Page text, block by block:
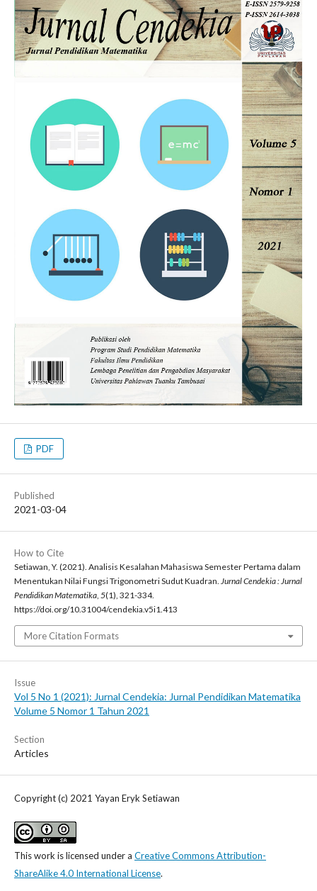
PDF
Published
2021-03-04
How to Cite
Setiawan, Y. (2021). Analisis Kesalahan Mahasiswa Semester Pertama dalam
Menentukan Nilai Fungsi Trigonometri Sudut Kuadran. Jurnal Cendekia : Jurnal
Pendidikan Matematika, 5(1), 321-334.
https://doi.org/10.31004/cendekia.v5i1.413
More Citation Formats
Issue
Vol 5 No 1 (2021): Jurnal Cendekia: Jurnal Pendidikan Matematika
Volume 5 Nomor 1 Tahun 2021
Section
Articles
Copyright (c) 2021 Yayan Eryk Setiawan
This work is licensed under a Creative Commons Attribution-
ShareAlike 4.0 International License.